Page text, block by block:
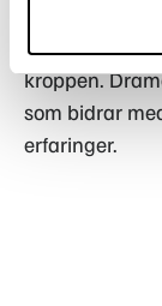
som består
dramatisering
kroppen.
som bidrar
erfaringer.